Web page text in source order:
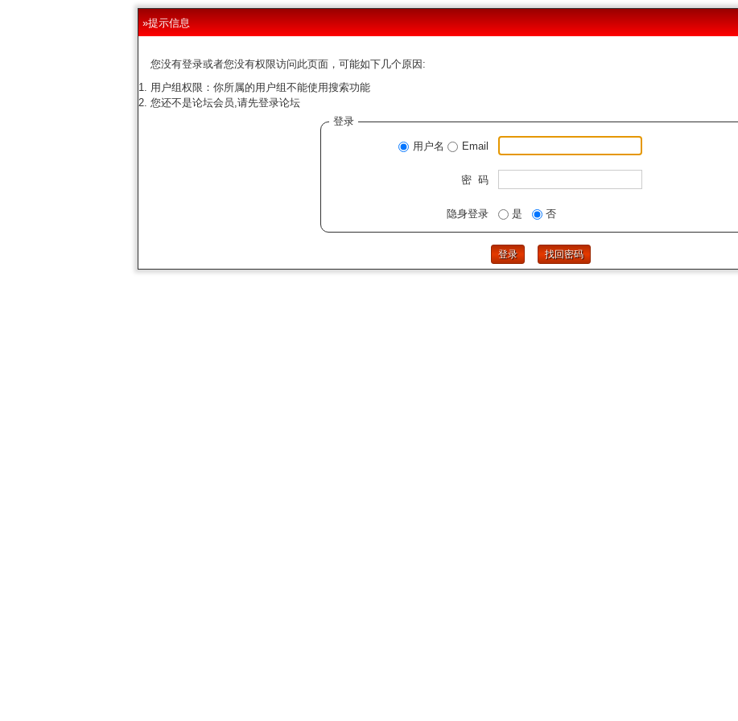
»提示信息
您没有登录或者您没有权限访问此页面，可能如下几个原因:
用户组权限：你所属的用户组不能使用搜索功能
您还不是论坛会员,请先登录论坛
登录
用户名 Email
密 码
隐身登录 是 否